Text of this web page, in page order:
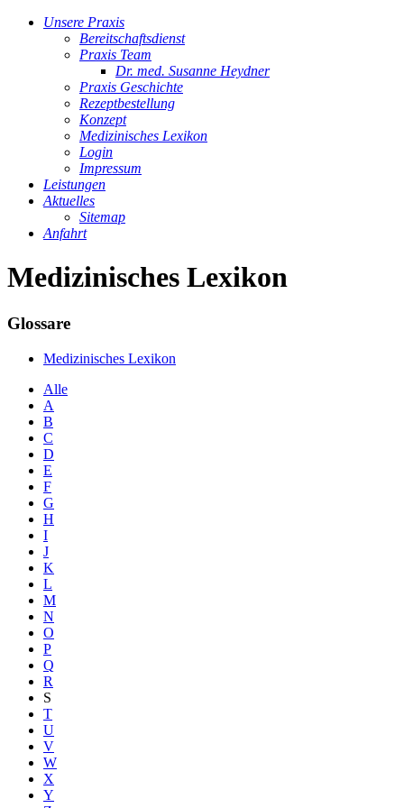
Unsere Praxis
Bereitschaftsdienst
Praxis Team
Dr. med. Susanne Heydner
Praxis Geschichte
Rezeptbestellung
Konzept
Medizinisches Lexikon
Login
Impressum
Leistungen
Aktuelles
Sitemap
Anfahrt
Medizinisches Lexikon
Glossare
Medizinisches Lexikon
Alle
A
B
C
D
E
F
G
H
I
J
K
L
M
N
O
P
Q
R
S
T
U
V
W
X
Y